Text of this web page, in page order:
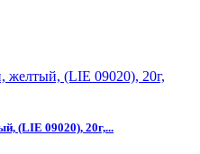
(LIE 09020), 20г,...